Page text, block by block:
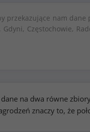
przekazujące nam
Częstochowie,
na dwa równe
znaczy to, że